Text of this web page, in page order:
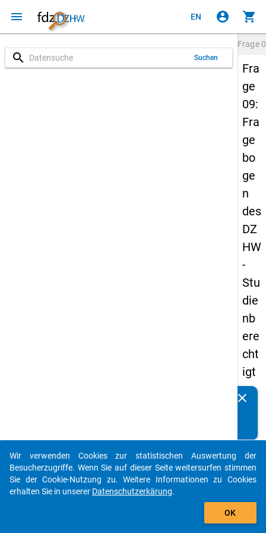
menu EN account_circle shopping_cart
search Suchen
Frage
Fra
ge
09:
Fra
ge
bo
ge
n
des
DZ
HW
-
Stu
die
nb
ere
cht
igt
en
s
20
08
clear
auto_stories
add_shopping_cart
Wir verwenden Cookies zur statistischen Auswertung der
Besucherzugriffe. Wenn Sie auf dieser Seite weitersurfen stimmen
Sie der Cookie-Nutzung zu. Weitere Informationen zu Cookies
erhalten Sie in unserer Datenschutzerkärung.
OK